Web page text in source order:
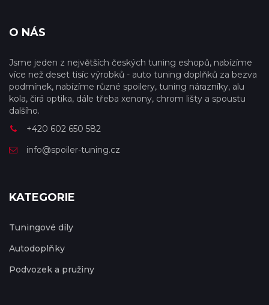
O NÁS
Jsme jeden z největších českých tuning eshopů, nabízíme
více než deset tisíc výrobků - auto tuning doplňků za bezva
podmínek, nabízíme různé spoilery, tuning nárazníky, alu
kola, čirá optika, dále třeba xenony, chrom lišty a spoustu
dalšího.
+420 602 650 582
info@spoiler-tuning.cz
KATEGORIE
Tuningové díly
Autodoplňky
Podvozek a pružiny